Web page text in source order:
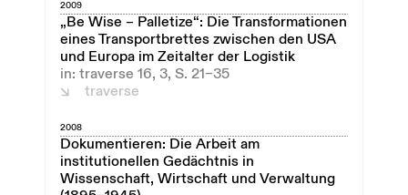
2009
„Be Wise – Palletize“: Die Transformationen
eines Transportbrettes zwischen den USA
und Europa im Zeitalter der Logistik
in: traverse 16, 3, S. 21–35
traverse
2008
Dokumentieren: Die Arbeit am
institutionellen Gedächtnis in
Wissenschaft, Wirtschaft und Verwaltung